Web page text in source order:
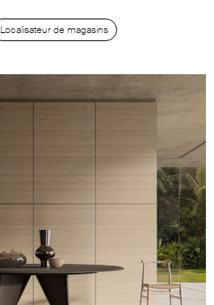
Localisateur de magasins